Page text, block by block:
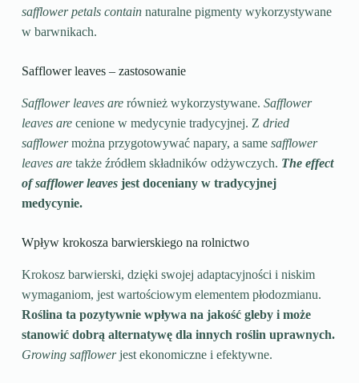
safflower petals containnaturalne pigmenty wykorzystywane
w barwnikach.
Safflower leaves – zastosowanie
Safflower leaves arerównież wykorzystywane. Safflower
leaves arecenione w medycynie tradycyjnej. Z dried
safflowermożna przygotowywać napary, a same safflower
leaves aretakże źródłem składników odżywczych. The effect
of safflower leavesjest doceniany w tradycyjnej
medycynie.
Wpływ krokosza barwierskiego na rolnictwo
Krokosz barwierski, dzięki swojej adaptacyjności i niskim
wymaganiom, jest wartościowym elementem płodozmianu.
Roślina ta pozytywnie wpływa na jakość gleby i może
stanowić dobrą alternatywę dla innych roślin uprawnych.
Growing safflowerjest ekonomiczne i efektywne.